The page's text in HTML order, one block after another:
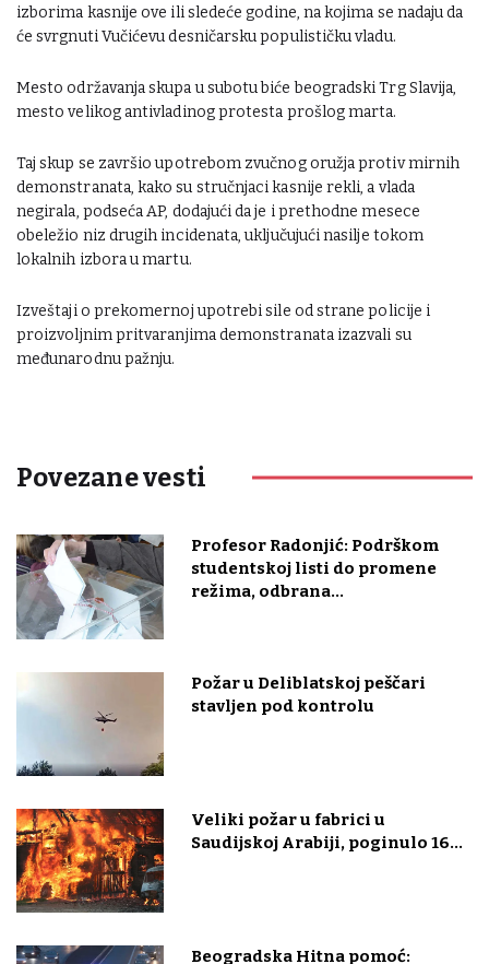
izborima kasnije ove ili sledeće godine, na kojima se nadaju da
će svrgnuti Vučićevu desničarsku populističku vladu.
Mesto održavanja skupa u subotu biće beogradski Trg Slavija,
mesto velikog antivladinog protesta prošlog marta.
Taj skup se završio upotrebom zvučnog oružja protiv mirnih
demonstranata, kako su stručnjaci kasnije rekli, a vlada
negirala, podseća AP, dodajući da je i prethodne mesece
obeležio niz drugih incidenata, uključujući nasilje tokom
lokalnih izbora u martu.
Izveštaji o prekomernoj upotrebi sile od strane policije i
proizvoljnim pritvaranjima demonstranata izazvali su
međunarodnu pažnju.
Povezane vesti
Profesor Radonjić: Podrškom
studentskoj listi do promene
režima, odbrana...
Požar u Deliblatskoj peščari
stavljen pod kontrolu
Veliki požar u fabrici u
Saudijskoj Arabiji, poginulo 16...
Beogradska Hitna pomoć: